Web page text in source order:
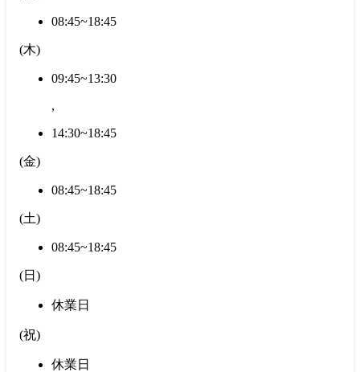
08:45~18:45
(木)
09:45~13:30
,
14:30~18:45
(金)
08:45~18:45
(土)
08:45~18:45
(日 )
休業日
(祝)
休業日